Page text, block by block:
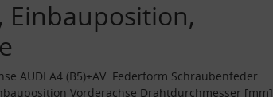
Einbauposition,
AUDI A4 (B5)+AV. Federform Schraubenfeder
Vorderachse Drahtdurchmesser [mm]